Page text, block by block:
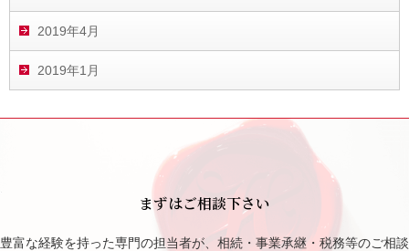
2019年4月
2019年1月
まずはご相談下さい
豊富な経験を持った専門の担当者が、相続・事業承継・税務等のご相談